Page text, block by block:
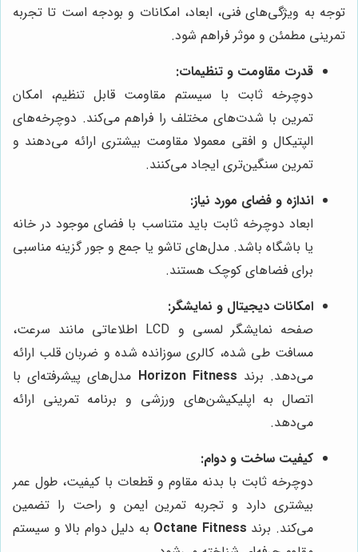
توجه به ویژگی‌های فنی، ابعاد، امکانات و بودجه است تا تجربه
تمرینی مطمئن و موثر فراهم شود.
قدرت مقاومت و تنظیمات:
دوچرخه ثابت با سیستم مقاومت قابل تنظیم، امکان
تمرین با شدت‌های مختلف را فراهم می‌کند. دوچرخه‌های
الپتیکال و افقی معمولا مقاومت بیشتری ارائه می‌دهند و
تمرین سنگین‌تری ایجاد می‌کنند.
اندازه و فضای مورد نیاز:
ابعاد دوچرخه ثابت باید متناسب با فضای موجود در خانه
یا باشگاه باشد. مدل‌های تاشو یا جمع و جور گزینه مناسبی
برای فضاهای کوچک هستند.
امکانات دیجیتال و نمایشگر:
صفحه نمایشگر لمسی و LCD اطلاعاتی مانند سرعت،
مسافت طی شده، کالری سوزانده شده و ضربان قلب ارائه
می‌دهد. برند Horizon Fitness مدل‌های پیشرفته‌ای با
اتصال به اپلیکیشن‌های ورزشی و برنامه تمرینی ارائه
می‌دهد.
کیفیت ساخت و دوام:
دوچرخه ثابت با بدنه مقاوم و قطعات با کیفیت، طول عمر
بیشتری دارد و تجربه تمرین ایمن و راحت را تضمین
می‌کند. برند Octane Fitness به دلیل دوام بالا و سیستم